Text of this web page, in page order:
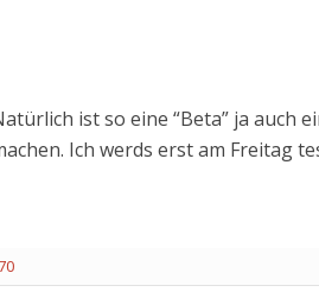
ist so eine “Beta” ja auch
Ich werds erst am Freitag